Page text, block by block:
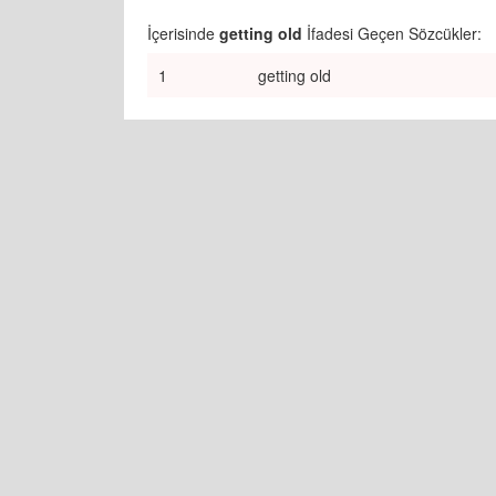
İçerisinde getting old İfadesi Geçen Sözcükler:
1
getting old